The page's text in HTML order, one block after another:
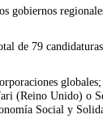
de 79
Unido) o
Social y